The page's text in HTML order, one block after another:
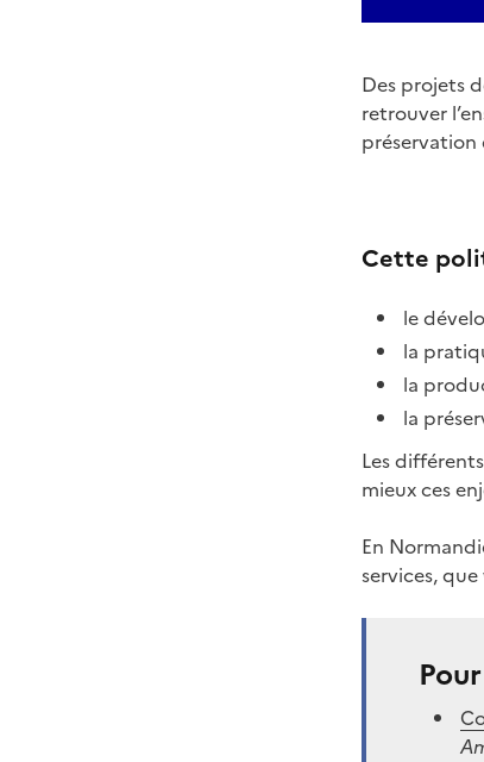
Des projets
retrouver
préservation
Cette
le
la
la
la
Les
mieux ces
En
services,